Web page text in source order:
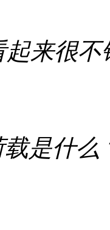
起来很不
载是什么